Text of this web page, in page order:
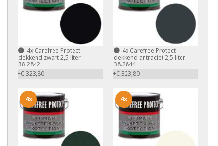
4x Carefree Protect
dekkend zwart 2,5 liter
38.2842
+€ 323,80
4xCarefree Protect
dekkend antraciet 2,5 liter
38.2844
+€ 323,80
4x 4x